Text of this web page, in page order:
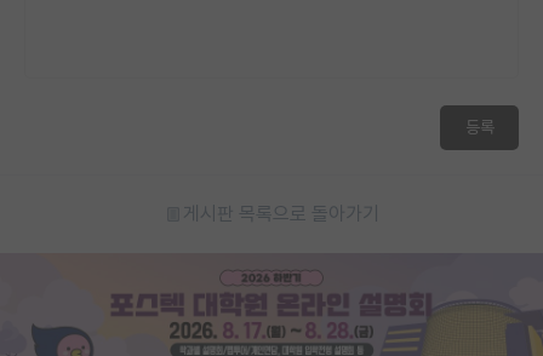
등록
게시판 목록으로 돌아가기